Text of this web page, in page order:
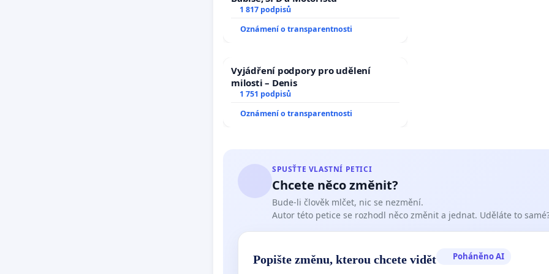
1 817 podpisů
Oznámení o transparentnosti
Vyjádření podpory pro udělení
milosti – Denis
1 751 podpisů
Oznámení o transparentnosti
SPUSŤTE VLASTNÍ PETICI
Chcete něco změnit?
Bude-li člověk mlčet, nic se nezmění.
Autor této petice se rozhodl něco změnit a jednat. Uděláte to
Popište změnu, kterou chcete vidět Poháněno AI